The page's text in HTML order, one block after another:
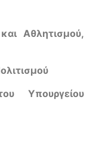
Αθλητισμού,
Υπουργείου